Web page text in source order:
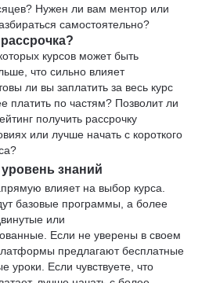
Нужен ли вам ментор или
самостоятельно?
курсов может быть
что сильно влияет
ли вы заплатить за весь курс
платить по частям? Позволит ли
получить рассрочку
или лучше начать с короткого
знаний
влияет на выбор курса.
базовые программы, а более
или
Если не уверены в своем
предлагают бесплатные
уроки. Если чувствуете, что